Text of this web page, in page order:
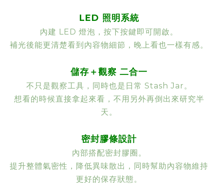
LED 照明系統
內建 LED 燈泡，按下按鍵即可開啟。
補光後能更清楚看到內容物細節，晚上看也一樣有感。
儲存＋觀察 二合一
不只是觀察工具，同時也是日常 Stash Jar。
想看的時候直接拿起來看，不用另外再倒出來研究半
天。
密封膠條設計
內部搭配密封膠圈。
提升整體氣密性，降低異味散出，同時幫助內容物維持
更好的保存狀態。